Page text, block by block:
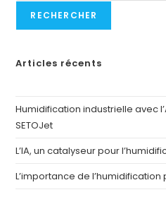
RECHERCHER
Articles récents
Humidification industrielle avec
SETOJet
L’IA, un catalyseur pour
L’importance de